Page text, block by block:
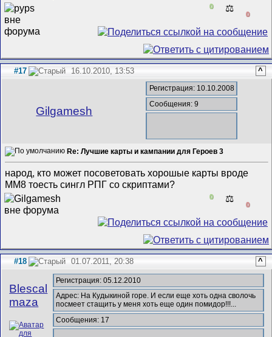
0 ⚖️
0
#17 16.10.2010, 13:53 ^
Gilgamesh
Регистрация: 10.10.2008
Сообщения: 9
Re: Лучшие карты и кампании для Героев 3
народ, кто может посоветовать хорошые карты вроде
MM8 тоесть сингл РПГ со скриптами?
0 ⚖️
0
#18 01.07.2011, 20:38 ^
Blescal
maza
Регистрация: 05.12.2010
Адрес: На Кудыкиной горе. И если еще хоть одна сволочь
посмеет стащить у меня хоть еще один помидор!!!...
Сообщения: 17